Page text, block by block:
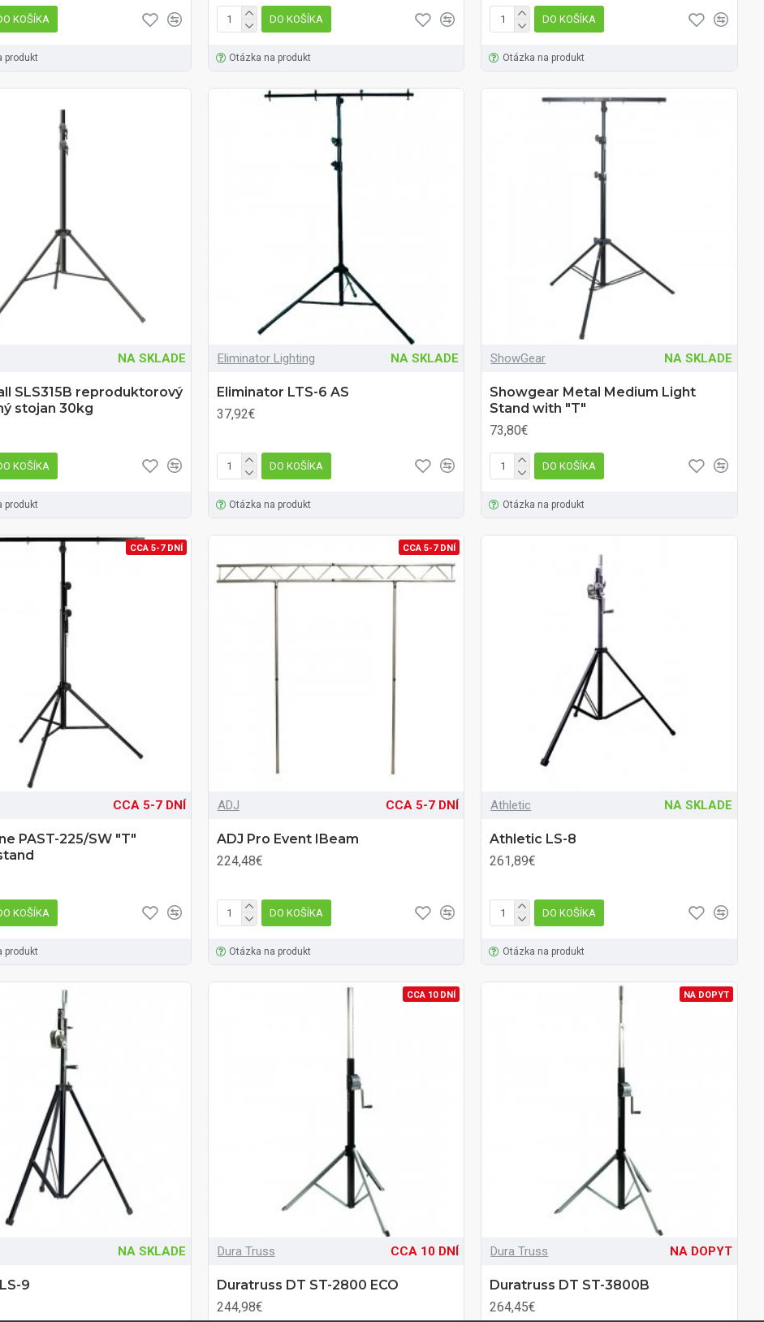
KOŠÍKA
produkt
DO KOŠÍKA
Otázka na produkt
DO KOŠÍKA
Otázka na produkt
NA SKLADE
SLS315B reproduktorový
stojan 30kg
KOŠÍKA
produkt
Eliminator Lighting NA SKLADE
Eliminator LTS-6 AS
37,92€
DO KOŠÍKA
Otázka na produkt
ShowGear NA SKLADE
Showgear Metal Medium Light
Stand with "T"
73,80€
DO KOŠÍKA
Otázka na produkt
CCA 5-7 DNÍ
CCA 5-7 DNÍ
PAST-225/SW "T"
KOŠÍKA
produkt
CCA 5-7 DNÍ
ADJ CCA 5-7 DNÍ
ADJ Pro Event IBeam
224,48€
DO KOŠÍKA
Otázka na produkt
Athletic NA SKLADE
Athletic LS-8
261,89€
DO KOŠÍKA
Otázka na produkt
NA SKLADE
9
CCA 10 DNÍ
Dura Truss CCA 10 DNÍ
Duratruss DT ST-2800 ECO
244,98€
NA DOPYT
Dura Truss NA DOPYT
Duratruss DT ST-3800B
264,45€